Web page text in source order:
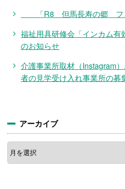
「R8 但馬長寿の郷 フ
福祉用具研修会「インカム有
のお知らせ
介護事業所取材（Instagram
者の見学受け入れ事業所の募
アーカイブ
ア
ー
カ